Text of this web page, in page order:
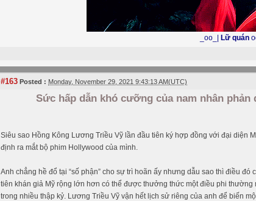
_oo_| Lữ quán
#163 Posted : Monday, November 29, 2021 9:43:13 AM(UTC)
Sức hấp dẫn khó cưỡng của nam nhân
Siêu sao Hồng Kông Lương Triều Vỹ lần đầu tiên ký hợp đồng với đại diện
định ra mắt bộ phim Hollywood của mình.
Anh chẳng hề đổ tại “số phận” cho sự trì hoãn ấy nhưng dẫu sao thì điều đó
tiên khán giả Mỹ rộng lớn hơn có thể được thưởng thức một điều phi
trong nhiều thập kỷ. Lương Triều Vỹ vận hết lịch sử riêng của anh để biến